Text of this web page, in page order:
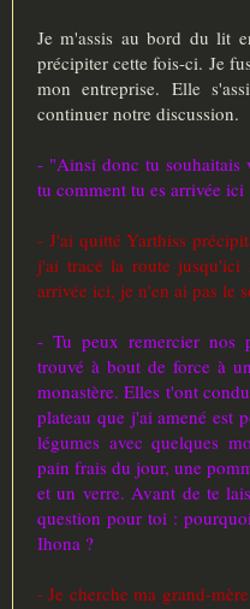
Je m'assis au bord du lit
précipiter cette fois-ci. Je
mon entreprise. Elle
continuer notre discussion.
- "Ainsi donc tu souhaitais
tu comment tu es arrivée ici
- J'ai quitté Yarthiss
j'ai tracé la route jusqu'ici
arrivée ici, je n'en ai pas le
- Tu peux remercier nos
trouvé à bout de force à
monastère. Elles t'ont
plateau que j'ai amené est
légumes avec quelques
pain frais du jour, une
et un verre. Avant de te
question pour toi :
Ihona ?
- Je cherche ma grand-